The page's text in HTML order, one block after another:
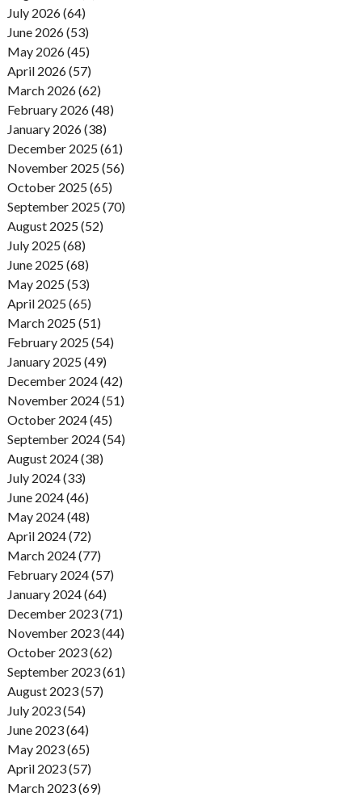
July 2026 (64)
June 2026 (53)
May 2026 (45)
April 2026 (57)
March 2026 (62)
February 2026 (48)
January 2026 (38)
December 2025 (61)
November 2025 (56)
October 2025 (65)
September 2025 (70)
August 2025 (52)
July 2025 (68)
June 2025 (68)
May 2025 (53)
April 2025 (65)
March 2025 (51)
February 2025 (54)
January 2025 (49)
December 2024 (42)
November 2024 (51)
October 2024 (45)
September 2024 (54)
August 2024 (38)
July 2024 (33)
June 2024 (46)
May 2024 (48)
April 2024 (72)
March 2024 (77)
February 2024 (57)
January 2024 (64)
December 2023 (71)
November 2023 (44)
October 2023 (62)
September 2023 (61)
August 2023 (57)
July 2023 (54)
June 2023 (64)
May 2023 (65)
April 2023 (57)
March 2023 (69)